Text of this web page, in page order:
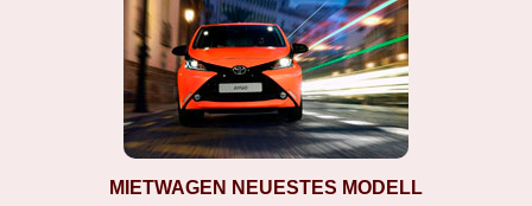
MIETWAGEN NEUESTES MODELL